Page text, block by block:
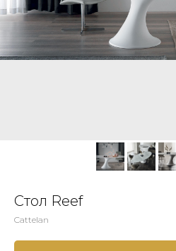
Стол Reef
Cattelan